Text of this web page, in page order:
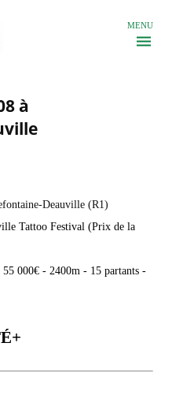
MENU
à
Deauville (R1)
Tattoo Festival (Prix de la
000€ - 2400m - 15 partants -